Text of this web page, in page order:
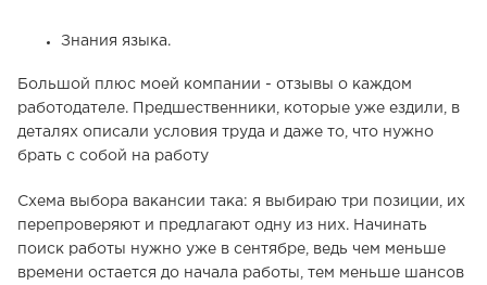
Знания языка.
Большой плюс моей компании - отзывы о каждом
работодателе. Предшественники, которые уже ездили, в
деталях описали условия труда и даже то, что нужно
брать с собой на работу
Схема выбора вакансии така: я выбираю три позиции, их
перепроверяют и предлагают одну из них. Начинать
поиск работы нужно уже в сентябре, ведь чем меньше
времени остается до начала работы, тем меньше шансов